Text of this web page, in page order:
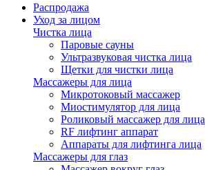
Распродажа
Уход за лицом
Чистка лица
Паровые сауны
Ультразвуковая чистка лица
Щетки для чистки лица
Массажеры для лица
Микротоковый массажер
Миостимулятор для лица
Роликовый массажер для лица
RF лифтинг аппарат
Аппараты для лифтинга лица
Массажеры для глаз